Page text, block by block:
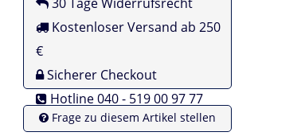
Kostenloser Versand ab 250
€
Sicherer Checkout
Hotline 040 - 519 00 97 77
Frage zu diesem Artikel stellen